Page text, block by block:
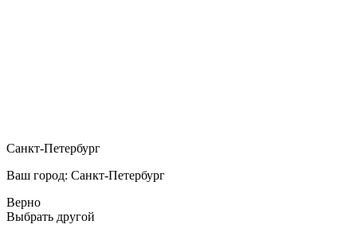
Санкт-Петербург
Ваш город: Санкт-Петербург
Верно
Выбрать другой